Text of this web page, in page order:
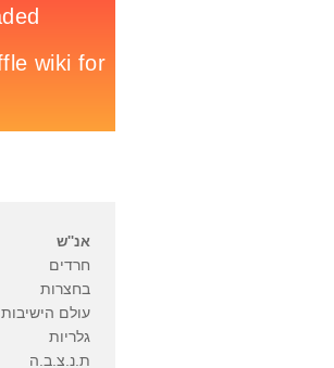
אנ''ש
חרדים
בחצרות
עולם הישיבות
גלריות
ת.נ.צ.ב.ה